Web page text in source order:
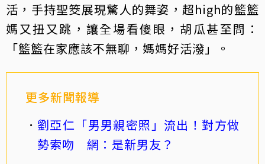
活，手持聖筊展現驚人的舞姿，超high的籃籃
媽又扭又跳，讓全場看傻眼，胡瓜甚至問：
「籃籃在家應該不無聊，媽媽好活潑」。
更多新聞報導
劉亞仁「男男親密照」流出！對方做
勢索吻 網：是新男友？